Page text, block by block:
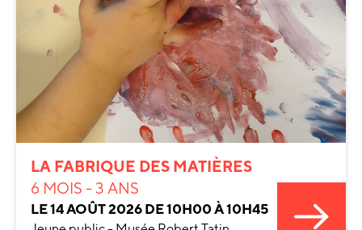
LA FABRIQUE DES MATIÈRES
6 MOIS - 3 ANS
LE 14 AOÛT 2026 DE 10H00 À 10H45